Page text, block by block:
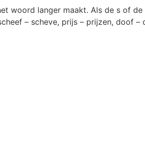
woord langer maakt. Als de s of
– scheve, prijs – prijzen, doof